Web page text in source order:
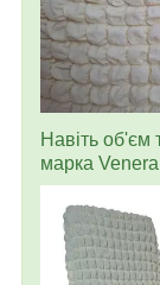
Навіть об'єм
марка Venera